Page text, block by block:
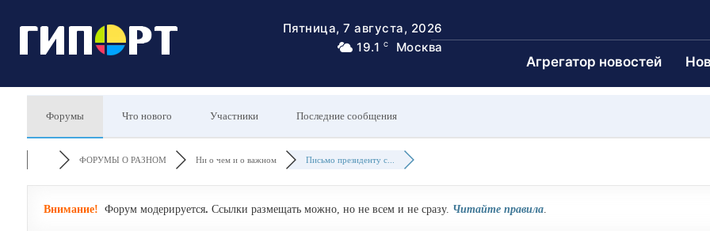
Пятница, 7 августа, 2026
19.1
C Москва
Агрегатор новостей
Форумы Что нового Участники Последние сообщения
ФОРУМЫ О РАЗНОМ Ни о чем и о важном Письмо президенту с...
Внимание! Форум модерируется. Ссылки размещать можно, но не всем и не сразу. Читайте правила.